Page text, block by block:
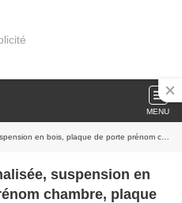
MENU
de porte prénom chambre, plaque prénom en bois à suspendre
suspension en
chambre, plaque